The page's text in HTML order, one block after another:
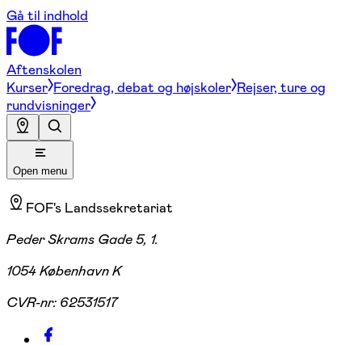
Gå til indhold
Aftenskolen
Kurser Foredrag, debat og højskoler Rejser, ture og
rundvisninger
Open menu
FOF's Landssekretariat
Peder Skrams Gade 5, 1.
1054 København K
CVR-nr: 62531517